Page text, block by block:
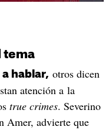
tema
hablar, otros dicen
atención a la
true crimes. Severino
Amer, advierte que